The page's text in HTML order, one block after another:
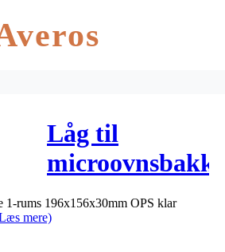
Låg til
microovnsbakke
1-rums
196x156x30mm
1-rums 196x156x30mm OPS klar
mere)